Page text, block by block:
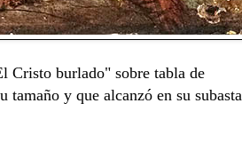
Cristo burlado" sobre tabla de
tamaño y que alcanzó en su subasta